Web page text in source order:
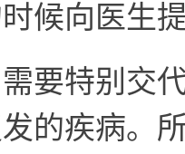
候向医生
要特别交
的疾病。